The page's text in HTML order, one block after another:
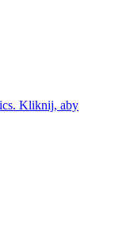
Kliknij, aby